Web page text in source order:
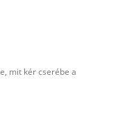
mit kér cserébe a